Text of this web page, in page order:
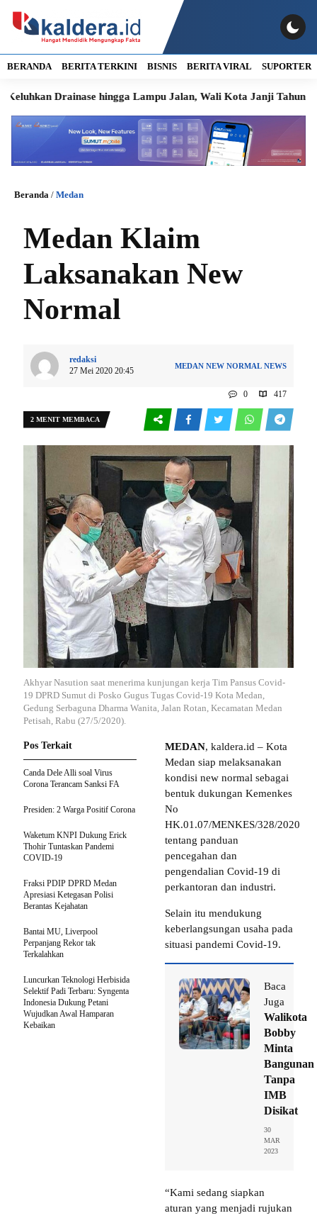
BERANDA BERITA TERKINI BISNIS BERITA VIRAL SUPORTER
Drainase hingga Lampu Jalan, Wali Kota Janji Tahun Ini
Beranda / Medan
Medan Klaim
Laksanakan New
Normal
redaksi
27 Mei 2020 20:45
MEDAN NEW NORMAL NEWS
0 417
2 MENIT MEMBACA
Akhyar Nasution saat menerima kunjungan kerja Tim Pansus Covid-
19 DPRD Sumut di Posko Gugus Tugas Covid-19 Kota Medan,
Gedung Serbaguna Dharma Wanita, Jalan Rotan, Kecamatan Medan
Petisah, Rabu (27/5/2020).
MEDAN, kaldera.id – Kota
Medan siap melaksanakan
kondisi new normal sebagai
bentuk dukungan Kemenkes
No
HK.01.07/MENKES/328/2020
tentang panduan
pencegahan dan
pengendalian Covid-19 di
perkantoran dan industri.
Selain itu mendukung
keberlangsungan usaha pada
situasi pandemi Covid-19.
Baca
Juga
Walikota
Bobby
Minta
Bangunan
Tanpa
IMB
Disikat
30
MAR
2023
“Kami sedang siapkan
aturan yang menjadi rujukan
Pos Terkait
Canda Dele Alli soal Virus
Corona Terancam Sanksi FA
Presiden: 2 Warga Positif Corona
Waketum KNPI Dukung Erick
Thohir Tuntaskan Pandemi
COVID-19
Fraksi PDIP DPRD Medan
Apresiasi Ketegasan Polisi
Berantas Kejahatan
Bantai MU, Liverpool
Perpanjang Rekor tak
Terkalahkan
Luncurkan Teknologi Herbisida
Selektif Padi Terbaru: Syngenta
Indonesia Dukung Petani
Wujudkan Awal Hamparan
Kebaikan